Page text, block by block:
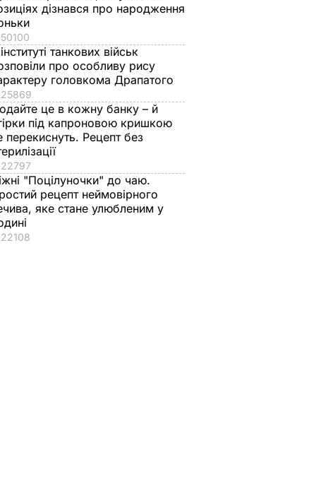
дізнався про народження
50100
танкових військ
про особливу рису
головкома Драпатого
25869
це в кожну банку – й
під капроновою кришкою
перекиснуть. Рецепт без
22797
"Поцілуночки" до чаю.
рецепт неймовірного
яке стане улюбленим у
22108